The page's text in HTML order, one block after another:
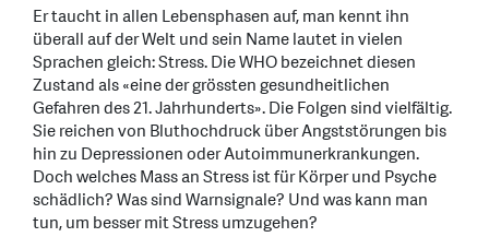
Er taucht in allen Lebensphasen auf, man kennt ihn
überall auf der Welt und sein Name lautet in vielen
Sprachen gleich: Stress. Die WHO bezeichnet diesen
Zustand als «eine der grössten gesundheitlichen
Gefahren des 21. Jahrhunderts». Die Folgen sind vielfältig.
Sie reichen von Bluthochdruck über Angststörungen bis
hin zu Depressionen oder Autoimmunerkrankungen.
Doch welches Mass an Stress ist für Körper und Psyche
schädlich? Was sind Warnsignale? Und was kann man
tun, um besser mit Stress umzugehen?